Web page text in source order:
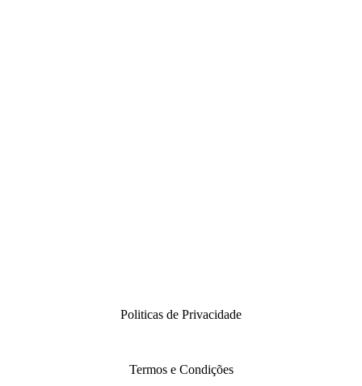
Politicas de Privacidade
Termos e Condições